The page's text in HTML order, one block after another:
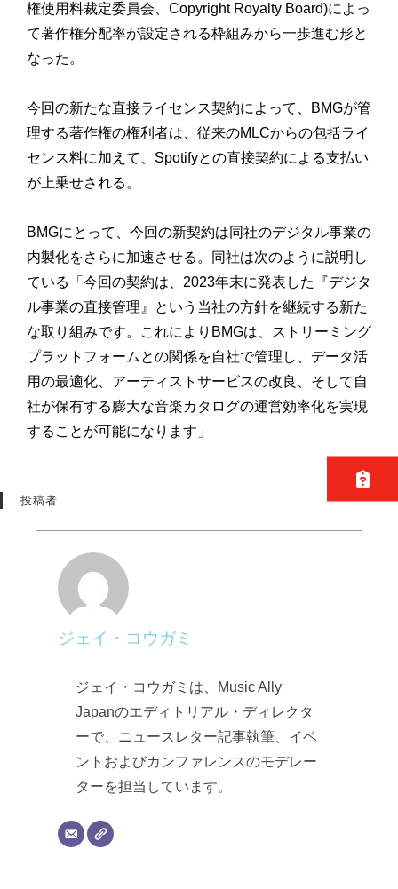
権使用料裁定委員会、 Copyright Royalty Board)によっ
て著作権分配率が設定される枠組みから一歩進む形と
なった。
今回の新たな直接ライセンス契約によって、
BMGが管
理する著作権の権利者は、 従来のMLCからの包括ライ
センス料に加えて、 Spotifyとの直接契約による支払い
が上乗せされる。
BMGにとって、 今回の新契約は同社のデジタル事業の
内製化をさらに加速させる。
同社は次のように説明し
ている「今回の契約は、 2023年末に発表した『デジタ
ル事業の直接管理』
という当社の方針を継続する新た
な取り組みです。
これによりBMGは、 ストリーミング
プラットフォームとの関係を自社で管理し、 データ活
用の最適化、アーティストサービスの改良、 そして自
社が保有する膨大な音楽カタログの運営効率化を実現
する ことが可能になります」
投稿者
ジェイ・コウガミ
ジェイ・コウガミは、Music Ally
Japanのエディトリアル・ディレクタ
ーで、ニュースレター記事執筆、イベ
ントおよびカンファレンスのモデレー
ターを担当しています。